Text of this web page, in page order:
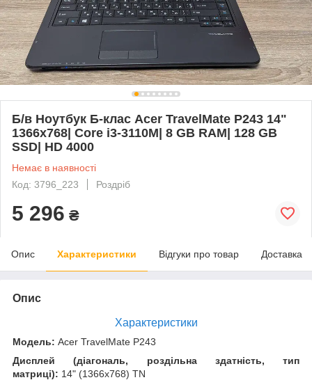
Б/в Ноутбук Б-клас Acer TravelMate P243 14"
1366x768| Core i3-3110M| 8 GB RAM| 128 GB
SSD| HD 4000
Немає в наявності
Код: 3796_223
Роздріб
5 296 ₴
Опис Характеристики Відгуки про товар Доставка
Опис
Характеристики
Модель: Acer TravelMate P243
Дисплей (діагональ, роздільна здатність, тип
матриці): 14" (1366x768) TN